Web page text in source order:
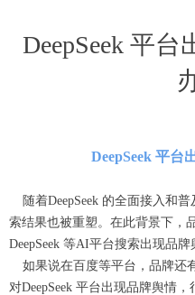
DeepSeek 平
DeepSeek 平台
随着DeepSeek 的全面接入和
索结果也被重塑。在此背景下，
DeepSeek 等AI平台搜索出现品牌
如果说在百度等平台，品牌还
对DeepSeek 平台出现品牌舆情，